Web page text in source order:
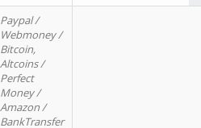
Paypal /
Webmoney /
Bitcoin,
Altcoins /
Perfect
Money /
Amazon /
BankTransfer